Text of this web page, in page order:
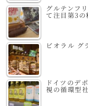
グルテンフ
て注目第3の
ビオラル
ドイツのデ
視の循環型